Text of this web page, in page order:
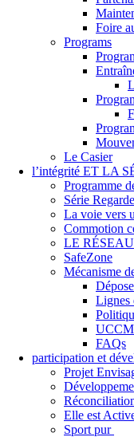
Foire
Programs
Le Casier
l’intégrité ET LA
Programme
Série
La voie vers
Commotion
LE RÉSEAU
SafeZone
Mécanisme
Lignes
FAQs
participation et
Projet
Elle est
Sport pur